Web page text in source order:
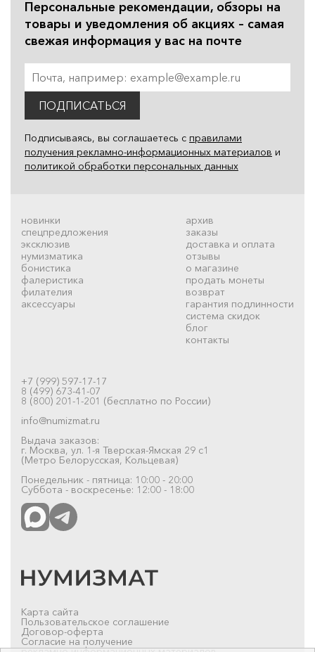
Персональные рекомендации, обзоры на
товары и уведомления об акциях – самая
свежая информация у вас на почте
ПОДПИСАТЬСЯ
Подписываясь, вы соглашаетесь с правилами
получения рекламно-информационных материалов и
политикой обработки персональных данных
новинки
спецпредложения
эксклюзив
нумизматика
бонистика
фалеристика
филателия
аксессуары
архив
заказы
доставка и оплата
отзывы
о магазине
продать монеты
возврат
гарантия подлинности
система скидок
блог
контакты
+7 (999) 597-17-17
8 (499) 673-41-07
8 (800) 201-1-201 (бесплатно по России)
info@numizmat.ru
Выдача заказов:
г. Москва, ул. 1-я Тверская-Ямская 29 с1
(Метро Белорусская, Кольцевая)
Понедельник - пятница: 10:00 - 20:00
Суббота - воскресенье: 12:00 - 18:00
Карта сайта
Пользовательское соглашение
Договор-оферта
Согласие на получение